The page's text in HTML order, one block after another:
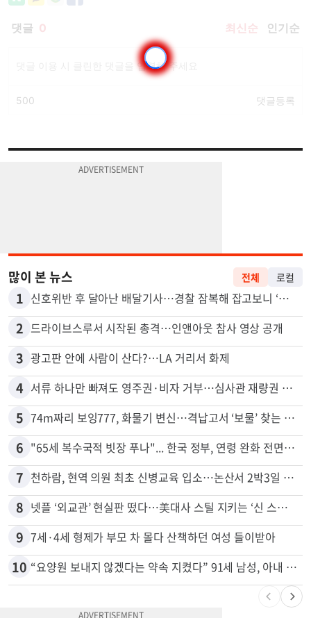
많이 본 뉴스 전체 로컬
1 신호위반 후 달아난 배달기사…경찰 잠복해 잡고보니 ‘반전’
2 드라이브스루서 시작된 총격…인앤아웃 참사 영상 공개
3 광고판 안에 사람이 산다?…LA 거리서 화제
4 서류 하나만 빠져도 영주권·비자 거부…심사관 재량권 대폭 확대
5 74m짜리 보잉777, 화물기 변신…격납고서 ‘보물’ 찾는 인천공항
6 "65세 복수국적 빗장 푸나"... 한국 정부, 연령 완화 전면 추진
7 천하람, 현역 의원 최초 신병교육 입소…논산서 2박3일 생활
8 넷플 ‘외교관’ 현실판 떴다…美대사 스틸 지키는 ‘신 스틸러’
9 7세·4세 형제가 부모 차 몰다 산책하던 여성 들이받아
10 “요양원 보내지 않겠다는 약속 지켰다” 91세 남성, 아내 살해 혐의